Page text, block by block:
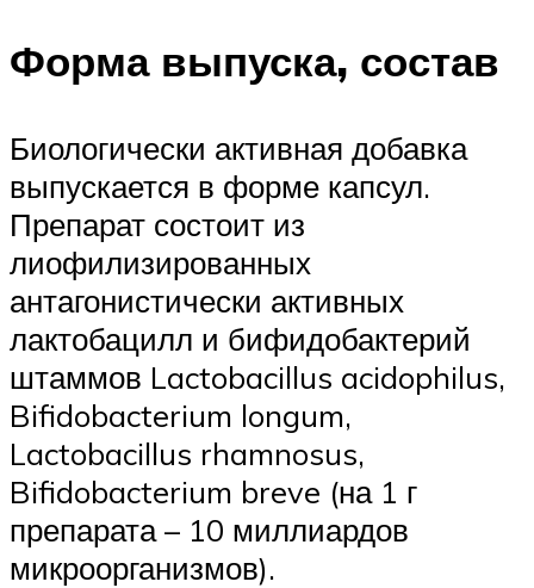
Форма выпуска, состав
Биологически активная добавка
выпускается в форме капсул.
Препарат состоит из
лиофилизированных
антагонистически активных
лактобацилл и бифидобактерий
штаммов Lactobacillus acidophilus,
Bifidobacterium longum,
Lactobacillus rhamnosus,
Bifidobacterium breve (на 1 г
препарата – 10 миллиардов
микроорганизмов).